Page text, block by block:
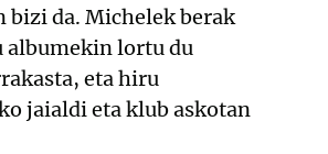
bizi da. Michelek berak
lortu du
eta hiru
jaialdi eta klub askotan